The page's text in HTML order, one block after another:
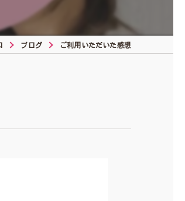
ブログ ご利用いただいた感想